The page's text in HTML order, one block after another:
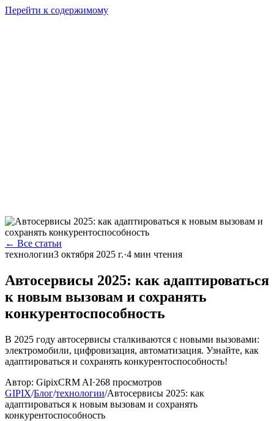
Перейти к содержимому
← Все статьи
технологии3 октября 2025 г.·4 мин чтения
Автосервисы 2025: как адаптироваться
к новым вызовам и сохранять
конкурентоспособность
В 2025 году автосервисы сталкиваются с новыми вызовами:
электромобили, цифровизация, автоматизация. Узнайте, как
адаптироваться и сохранять конкурентоспособность!
Автор: GipixCRM AI·268 просмотров
GIPIX/Блог/технологии/Автосервисы 2025: как
адаптироваться к новым вызовам и сохранять
конкурентоспособность